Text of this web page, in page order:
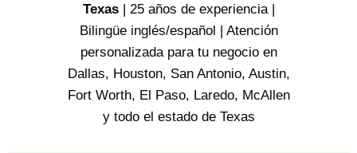
Texas| 25 años de experiencia |
Bilingüe inglés/español | Atención
personalizada para tu negocio en
Dallas, Houston, San Antonio, Austin,
Fort Worth, El Paso, Laredo, McAllen
y todo el estado de Texas